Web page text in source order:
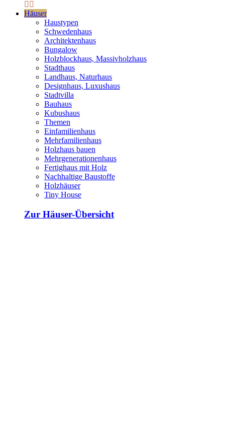
Häuser
Haustypen
Schwedenhaus
Architektenhaus
Bungalow
Holzblockhaus, Massivholzhaus
Stadthaus
Landhaus, Naturhaus
Designhaus, Luxushaus
Stadtvilla
Bauhaus
Kubushaus
Themen
Einfamilienhaus
Mehrfamilienhaus
Holzhaus bauen
Mehrgenerationenhaus
Fertighaus mit Holz
Nachhaltige Baustoffe
Holzhäuser
Tiny House
Zur Häuser-Übersicht